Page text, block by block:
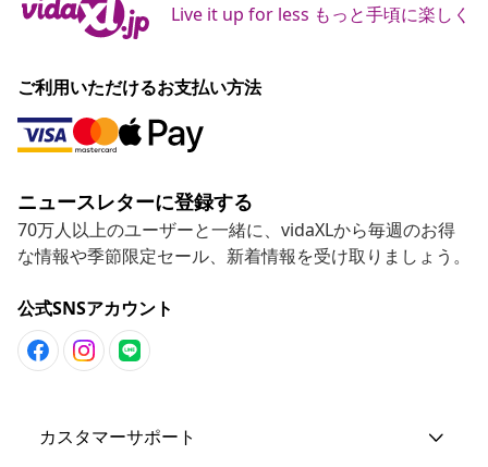
Live it up for less もっと手頃に楽しく
ご利用いただけるお支払い方法
ニュースレターに登録する
70万人以上のユーザーと一緒に、vidaXLから毎週のお得
な情報や季節限定セール、新着情報を受け取りましょう。
公式SNSアカウント
カスタマーサポート